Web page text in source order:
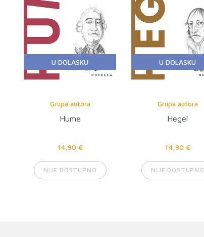
U DOLASKU
Grupa autora
Hume
14,90 €
NIJE DOSTUPNO
U DOLASKU
Grupa autora
Hegel
14,90 €
NIJE DOSTUPNO